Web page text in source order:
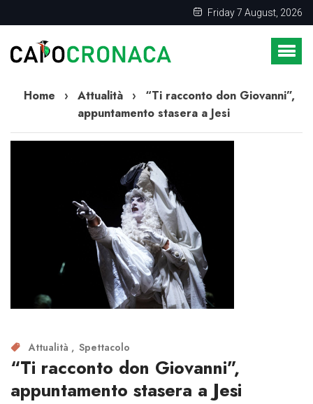
Friday 7 August, 2026
Home › Attualità ›
“Ti racconto don Giovanni”,
appuntamento stasera a Jesi
Attualità Spettacolo
“Ti racconto don Giovanni”,
appuntamento stasera a Jesi